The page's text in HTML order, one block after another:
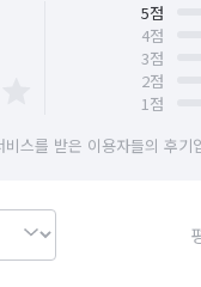
5점
4점
3점
2점
1점
스를 받은 이용자들의 후기